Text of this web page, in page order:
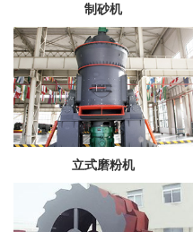
制砂机
立式磨粉机